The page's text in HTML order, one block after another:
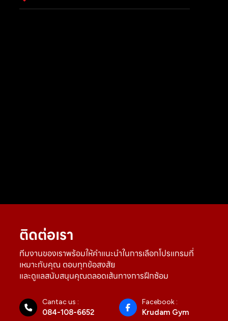
ติดต่อเรา
ทีมงานของเราพร้อมให้คำแนะนำในการเลือกโปรแกรมที่
เหมาะกับคุณ ตอบทุกข้อสงสัย
และดูแลสนับสนุนคุณตลอดเส้นทางการฝึกซ้อม
Cantac us :
084-108-6652
Facebook :
Krudam Gym